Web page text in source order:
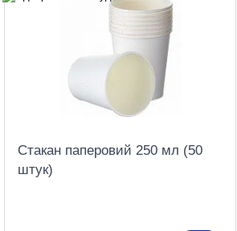
Стакан паперовий 250 мл (50
штук)